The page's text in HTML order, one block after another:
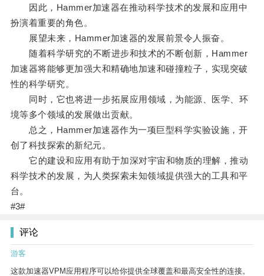
因此，Hammer加速器在推动科学技术的发展和应用中
扮演着重要的角色。
展望未来，Hammer加速器的发展前景令人振奋。
随着科学研究的不断进步和技术的不断创新，Hammer
加速器将能够更加强大和精确地加速和碰撞粒子，实现突破
性的科学研究。
同时，它也将进一步拓展应用领域，为能源、医学、环
境等多个领域的发展做出贡献。
总之，Hammer加速器作为一项巨型科学实验设施，开
创了科技探索的新纪元。
它的建设和应用有助于加深对宇宙和物质的理解，推动
科学技术的发展，为人类探索未知领域提供强大的工具和平
台。
#3#
评论
游客
这款加速器VPM应用程序可以给你提供全球覆盖和最高安全性的连接。